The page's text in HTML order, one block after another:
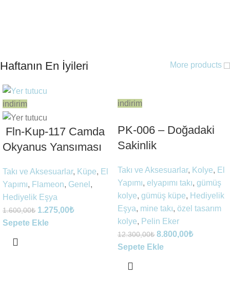
Haftanın En İyileri More products
indirim
Fln-Kup-117 Camda
Okyanus Yansıması
Takı ve Aksesuarlar, Küpe, El
Yapımı, Flameon, Genel ,
Hediyelik Eşya
1.600,00₺ 1.275,00₺
Sepete Ekle
indirim
PK-006 – Doğadaki
Sakinlik
Takı ve Aksesuarlar, Kolye, El
Yapımı, elyapımı takı, gümüş
kolye, gümüş küpe, Hediyelik
Eşya, mine takı, özel tasarım
kolye, Pelin Eker
12.300,00₺ 8.800,00₺
Sepete Ekle